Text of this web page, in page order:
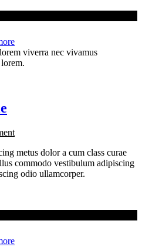
viverra nec vivamus
metus dolor a cum class curae
commodo vestibulum adipiscing
odio ullamcorper.